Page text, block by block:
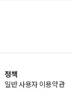
정책
일반 사용자 이용약관